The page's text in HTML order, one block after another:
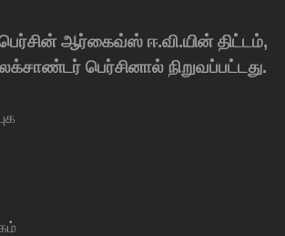
பெர்சின் ஆர்கைவ்ஸ் ஈ.வி.யின் திட்டம்,
பெர்சினால் நிறுவப்பட்டது.